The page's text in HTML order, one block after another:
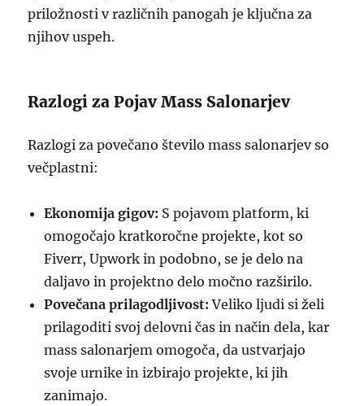
priložnosti v različnih panogah je ključna za
njihov uspeh.
Razlogi za Pojav Mass Salonarjev
Razlogi za povečano število mass salonarjev so
večplastni:
Ekonomija gigov: S pojavom platform, ki
omogočajo kratkoročne projekte, kot so
Fiverr, Upwork in podobno, se je delo na
daljavo in projektno delo močno razširilo.
Povečana prilagodljivost: Veliko ljudi si želi
prilagoditi svoj delovni čas in način dela, kar
mass salonarjem omogoča, da ustvarjajo
svoje urnike in izbirajo projekte, ki jih
zanimajo.